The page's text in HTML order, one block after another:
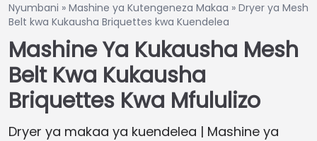
Nyumbani » Mashine ya Kutengeneza Makaa » Dryer ya Mesh
Belt kwa Kukausha Briquettes kwa Kuendelea
Mashine Ya Kukausha Mesh
Belt Kwa Kukausha
Briquettes Kwa Mfululizo
Dryer ya makaa ya kuendelea | Mashine ya